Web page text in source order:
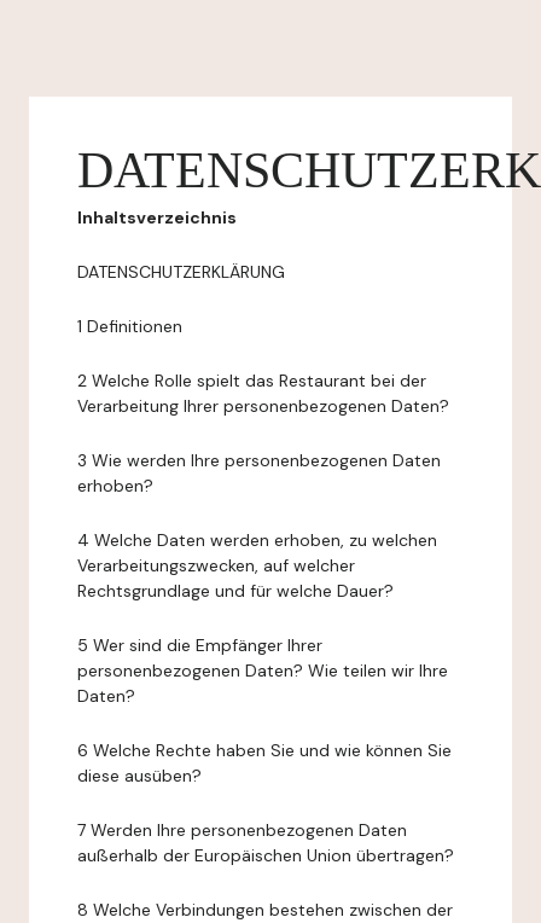
Inhaltsverzeichnis
DATENSCHUTZERKLÄRUNG
1 Definitionen
2 Welche Rolle spielt das Restaurant bei der
Verarbeitung Ihrer personenbezogenen Daten?
3 Wie werden Ihre personenbezogenen Daten
erhoben?
4 Welche Daten werden erhoben, zu welchen
Verarbeitungszwecken, auf welcher
Rechtsgrundlage und für welche Dauer?
5 Wer sind die Empfänger Ihrer
personenbezogenen Daten? Wie teilen wir Ihre
Daten?
6 Welche Rechte haben Sie und wie können Sie
diese ausüben?
7 Werden Ihre personenbezogenen Daten
außerhalb der Europäischen Union übertragen?
8 Welche Verbindungen bestehen zwischen der